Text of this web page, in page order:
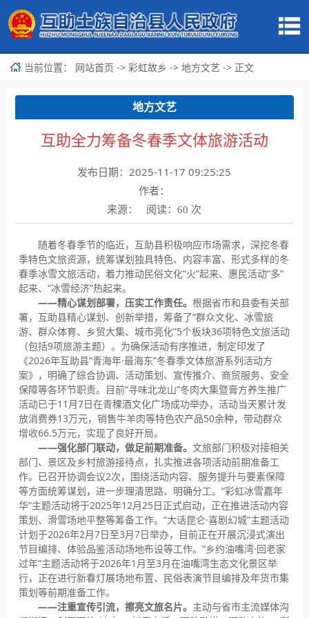
当前位置： 网站首页 -> 彩虹故乡 -> 地方文艺 -> 正文
地方文艺
互助全力筹备冬春季文体旅游活动
发布日期：2025-11-17 09:25:25
作者：
来源： 阅读：60 次
随着冬春季节的临近，互助县积极响应市场需求，深挖冬春
季特色文旅资源，统筹谋划独具特色、内容丰富、形式多样的冬
春季冰雪文旅活动，着力推动民俗文化“火”起来、惠民活动“多”
起来、“冰雪经济”热起来。
——精心谋划部署，压实工作责任。 根据省市和县委有关部
署，互助县精心谋划、创新举措，筹备了“群众文化、冰雪旅
游、群众体育、乡贸大集、城市亮化”5个板块36项特色文旅活动
（包括9项旅游主题）。为确保活动有序推进，制定印发了
《2026年互助县“青海年·最海东”冬春季文体旅游系列活动方
案》，明确了综合协调、活动策划、宣传推介、商贸服务、安全
保障等各环节职责。目前“寻味北龙山”冬肉大集暨膏方养生推广
活动已于11月7日在青稞酒文化广场成功举办，活动当天累计发
放消费券13万元，销售牛羊肉等特色农产品50余种，带动群众
增收66.5万元，实现了良好开局。
——强化部门联动，做足前期准备。 文旅部门积极对接相关
部门、景区及乡村旅游接待点，扎实推进各项活动前期准备工
作。已召开协调会议2次，围绕活动内容、服务提升与要素保障
等方面统筹谋划，进一步理清思路、明确分工。“彩虹冰雪嘉年
华”主题活动将于2025年12月25日正式启动，正在推进活动内容
策划、滑雪场地平整等筹备工作。“大话昆仑·喜剧幻城”主题活动
计划于2026年2月7日至3月7日举办，目前正在开展沉浸式演出
节目编排、体验品鉴活动场地布设等工作。“乡约油嘴湾·回老家
过年”主题活动将于2026年1月至3月在油嘴湾生态文化景区举
行，正在进行新春灯展场地布置、民俗表演节目编排及年货市集
策划等前期准备工作。
——注重宣传引流，擦亮文旅名片。 主动与省市主流媒体沟